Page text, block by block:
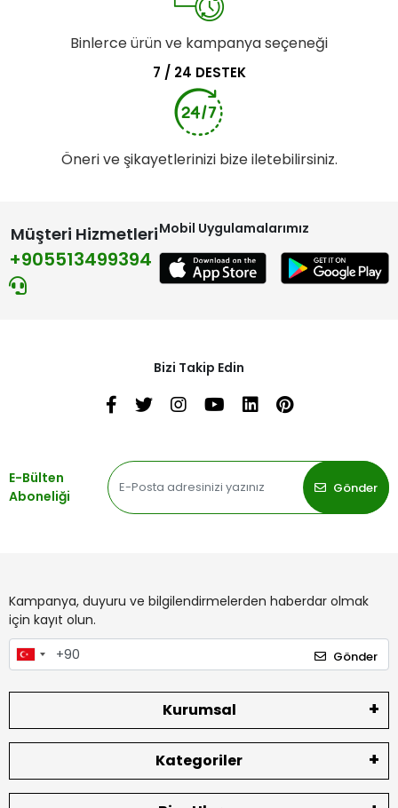
Binlerce ürün ve kampanya seçeneği
7 / 24 DESTEK
Öneri ve şikayetlerinizi bize iletebilirsiniz.
Müşteri Hizmetleri
+905513499394
Mobil Uygulamalarımız
Bizi Takip Edin
E-Bülten
Aboneliği
Gönder
Kampanya, duyuru ve bilgilendirmelerden haberdar olmak
için kayıt olun.
Gönder
Kurumsal
Kategoriler